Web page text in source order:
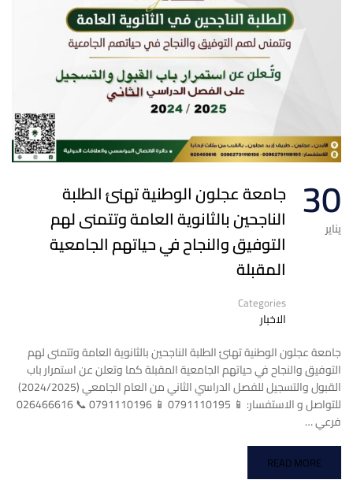
30
يناير
جامعة عجلون الوطنية تهنئ الطلبة
الناجحين بالثانوية العامة وتتمنى لهم
التوفيق والنجاح في حياتهم الجامعية
المقبلة
Categories
الاخبار
جامعة عجلون الوطنية تهنئ الطلبة الناجحين بالثانوية العامة وتتمنى لهم
التوفيق والنجاح في حياتهم الجامعية المقبلة كما وتعلن عن استمرار باب
القبول والتسجيل للفصل الدراسي الثاني من العام الجامعي (2024/2025)
للتواصل و الاستفسار: 📱 0791110195 📱 0791110196 📞 026466616
فرعي …
READ MORE